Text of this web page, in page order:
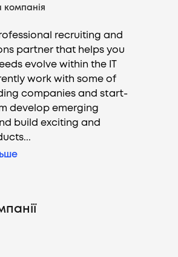
компанія
recruiting and
partner that helps you
evolve within the IT
work with some of
companies and start-
develop emerging
build exciting and